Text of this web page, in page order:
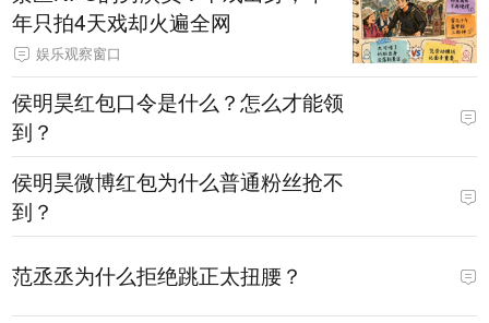
年只拍4天戏却火遍全网
娱乐观察窗口
侯明昊红包口令是什么？怎么才能领
到？
侯明昊微博红包为什么普通粉丝抢不
到？
范丞丞为什么拒绝跳正太扭腰？